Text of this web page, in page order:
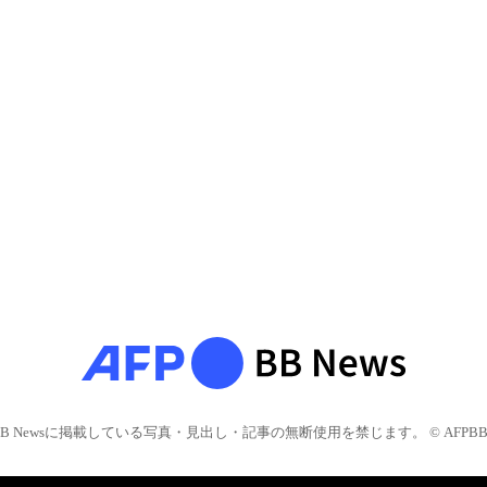
Newsに掲載している写真・見出し・記事の無断使用を禁じます。 © AFPBB